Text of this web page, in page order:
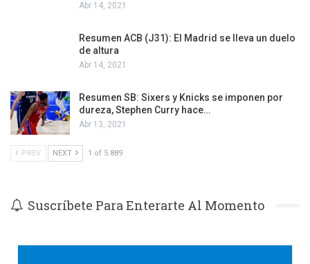
Abr 14, 2021
Resumen ACB (J31): El Madrid se lleva un duelo
de altura
Abr 14, 2021
Resumen SB: Sixers y Knicks se imponen por
dureza, Stephen Curry hace…
Abr 13, 2021
PREV NEXT 1 of 5.889
Suscríbete Para Enterarte Al Momento